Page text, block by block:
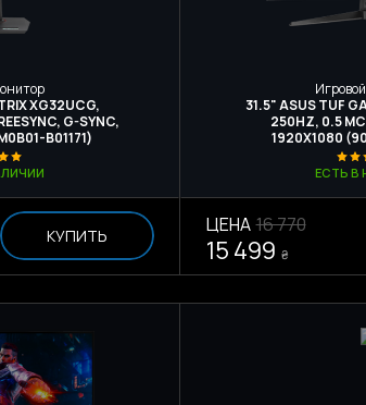
XG32UCG,
G-SYNC,
B01171)
КУПИТЬ
31.5" ASUS TUF
250HZ, 0.5 МС,
1920X1080
ЕСТЬ В
ЦЕНА 16 770
15 499 ₴